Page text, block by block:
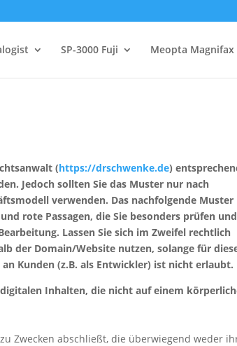
SP-3000 Fuji Meopta Magnifax
(https://drschwenke.de)
Jedoch sollten Sie das Muster nur nach
verwenden. Das nachfolgende Muster
rote Passagen, die Sie besonders prüfen
Lassen Sie sich im Zweifel rechtlich
der Domain/Website nutzen, solange für
Kunden (z.B. als Entwickler) ist nicht erlaubt.
Inhalten, die nicht auf einem
Zwecken abschließt, die überwiegend weder